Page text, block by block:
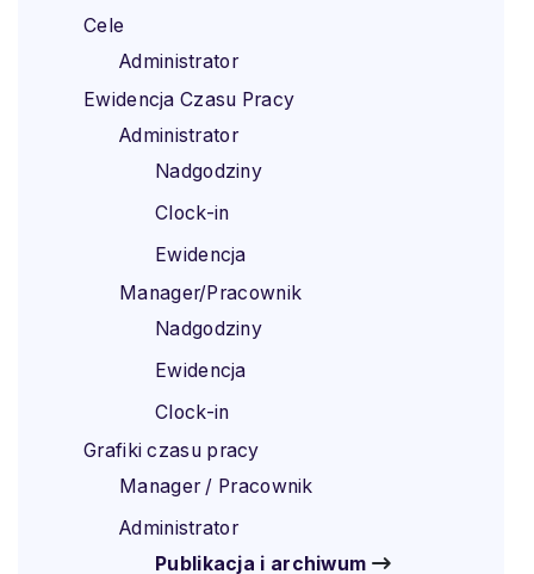
Cele
Administrator
Ewidencja Czasu Pracy
Administrator
Nadgodziny
Clock-in
Ewidencja
Manager/Pracownik
Nadgodziny
Ewidencja
Clock-in
Grafiki czasu pracy
Manager / Pracownik
Administrator
Publikacja i archiwum